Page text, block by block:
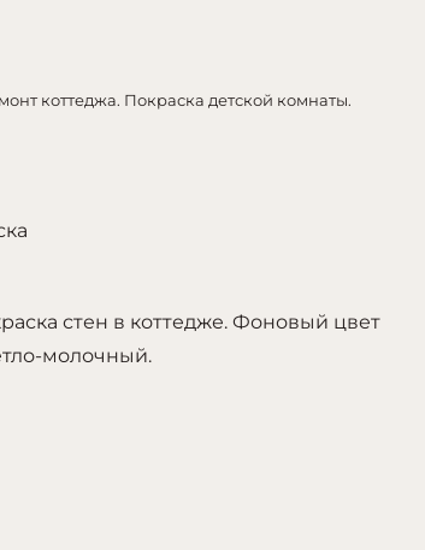
коттеджа. Покраска детской комнаты.